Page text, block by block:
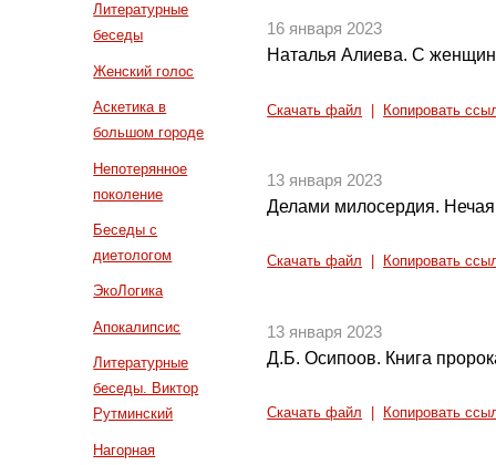
Литературные
беседы
Женский голос
Аскетика в
большом городе
Непотерянное
поколение
Беседы с
диетологом
ЭкоЛогика
Апокалипсис
Литературные
беседы. Виктор
Рутминский
Нагорная
16 января 2023
Наталья Алиева. С женщин
Скачать файл Копировать
13 января 2023
Делами милосердия.
Скачать файл Копировать
13 января 2023
Д.Б. Осипоов. Книга
Скачать файл Копировать